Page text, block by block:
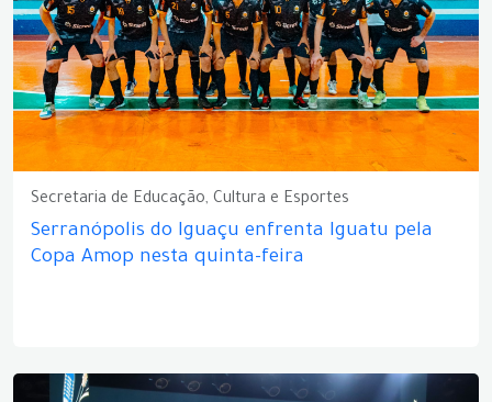
Secretaria de Educação, Cultura e Esportes
Serranópolis do Iguaçu enfrenta Iguatu pela
Copa Amop nesta quinta-feira